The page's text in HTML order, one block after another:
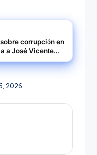
corrupción en
a José Vicente
2026